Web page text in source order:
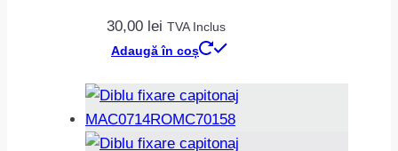
30,00 lei TVA Inclus
Adaugă în coș